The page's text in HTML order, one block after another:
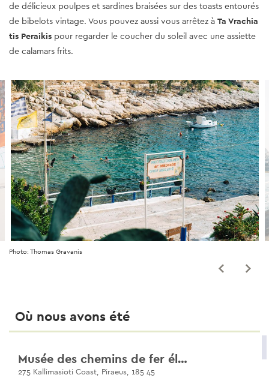
de délicieux poulpes et sardines braisées sur des toasts entourés
de bibelots vintage. Vous pouvez aussi vous arrêtez à Ta Vrachia
tis Peraikis pour regarder le coucher du soleil avec une assiette
de calamars frits.
Photo: Thomas Gravanis
Où nous avons été
Musée des chemins de fer électriques du Pirée
275 Kallimasioti Coast, Piraeus, 185 45